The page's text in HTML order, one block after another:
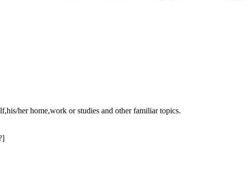
her home,work or studies and other familiar topics.